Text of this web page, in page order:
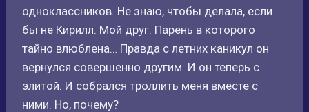
одноклассников. Не знаю, чтобы делала, если
бы не Кирилл. Мой друг. Парень в которого
тайно влюблена… Правда с летних каникул он
вернулся совершенно другим. И он теперь с
элитой. И собрался троллить меня вместе с
ними. Но, почему?